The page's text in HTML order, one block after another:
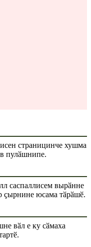
страницинче хушма
пулӑшнипе.
саспаллисем вырӑнне
ҫырнине юсама тӑрӑшӗ.
вӑл е ку сӑмаха